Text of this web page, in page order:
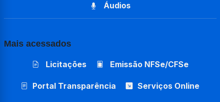
Áudios
Mais acessados
Licitações Emissão NFSe/CFSe
Portal Transparência Serviços Online